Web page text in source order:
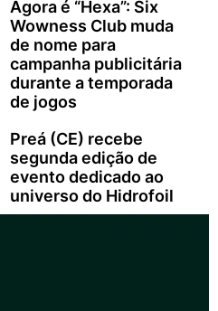
Agora é “Hexa”: Six
Wowness Club muda
de nome para
campanha publicitária
durante a temporada
de jogos
Preá (CE) recebe
segunda edição de
evento dedicado ao
universo do Hidrofoil